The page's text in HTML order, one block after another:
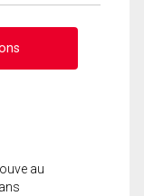
au